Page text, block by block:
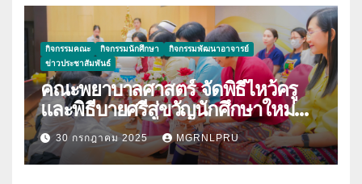
กิจกรรมคณะ กิจกรรมนักศึกษา
กิจกรรมพัฒนาอาจารย์
ข่าวประชาสัมพันธ์
คณะพยาบาลศาสตร์ จัดพิธีไหว้ครู
และพิธีบายศรีสู่ขวัญนักศึกษาใหม่
ประจำปีการศึกษา 2568
30 กรกฎาคม 2025 MGRNLPRU